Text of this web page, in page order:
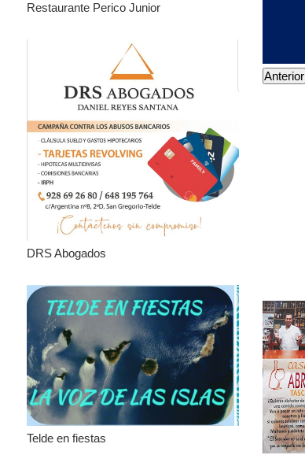
Restaurante Perico Junior
DRS Abogados
Telde en fiestas
Anterior